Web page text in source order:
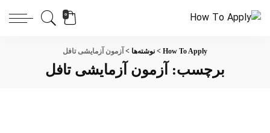
0
How To Apply
> نوشته‌ها > آزمون آزمایشی تافل
برچسب: آزمون آزمایشی تافل